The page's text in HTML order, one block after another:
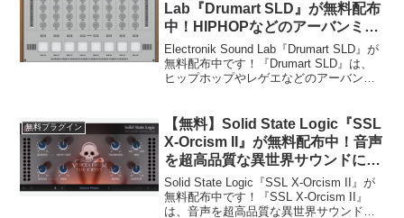
Lab『Drumart SLD』が無料配布
中！HIPHOPなどのアーバンミュ
ージックに最適なドラム音源プラ
グイン！
Electronik Sound Lab『Drumart SLD』が
無料配布中です！『Drumart SLD』は、
ヒップホップやレゲエなどのアーバンミ
です。全部のプリ...
無料プラグイン
【無料】Solid State Logic『SSL
X-Orcism II』が無料配布中！音声
を超高品質な異世界サウンドに変
換するボイスチェンジャープラグ
イン！
Solid State Logic『SSL X-Orcism II』が
無料配布中です！『SSL X-Orcism II』
は、音声を超高品質な異世界サウンドに